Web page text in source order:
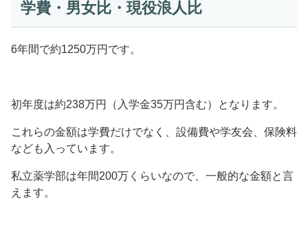
学費・男女比・現役浪人比
6年間で約1250万円です。
初年度は約238万円（入学金35万円含む）となります。
これらの金額は学費だけでなく、設備費や学友会、保険料
なども入っています。
私立薬学部は年間200万くらいなので、一般的な金額と言
えます。